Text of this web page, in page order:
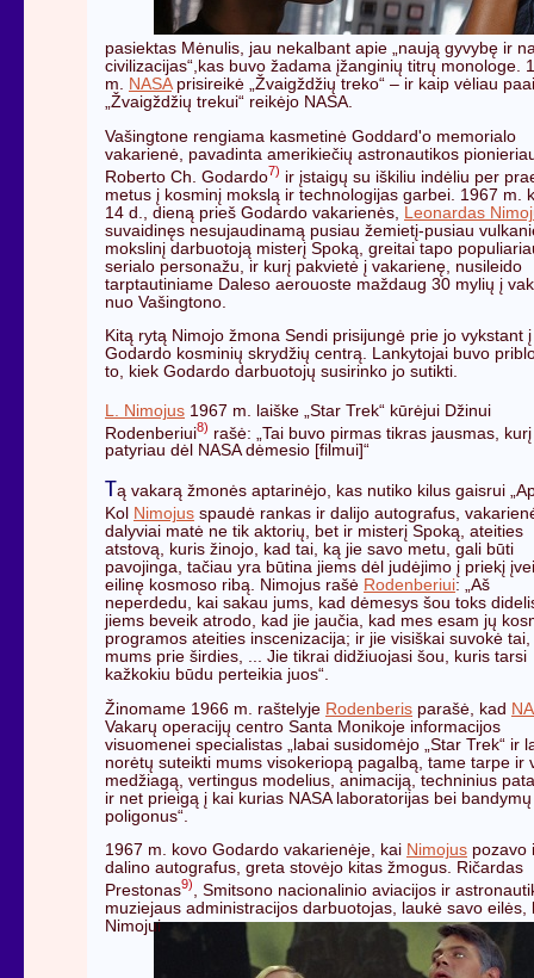
pasiektas Mėnulis, jau nekalbant apie „naują gyvybę ir
civilizacijas“,kas buvo žadama įžanginių titrų monologe.
m. NASAprisireikė „Žvaigždžių treko“ – ir kaip vėliau
„Žvaigždžių trekui“ reikėjo NASA.
Vašingtone rengiama kasmetinė Goddard'o memorialo
vakarienė, pavadinta amerikiečių astronautikos
Roberto Ch. Godardo7) ir įstaigų su iškiliu indėliu per
metus į kosminį mokslą ir technologijas garbei. 1967 m.
14 d., dieną prieš Godardo vakarienės, Leonardas
suvaidinęs nesujaudinamą pusiau žemietį-pusiau
mokslinį darbuotoją misterį Spoką, greitai tapo
serialo personažu, ir kurį pakvietė į vakarienę, nusileido
tarptautiniame Daleso aerouoste maždaug 30 mylių į
nuo Vašingtono.
Kitą rytą Nimojo žmona Sendi prisijungė prie jo vykstant į
Godardo kosminių skrydžių centrą. Lankytojai buvo
to, kiek Godardo darbuotojų susirinko jo sutikti.
L. Nimojus 1967 m. laiške „Star Trek“ kūrėjui Džinui
Rodenberiui8) rašė: „Tai buvo pirmas tikras jausmas, kurį
patyriau dėl NASA dėmesio [filmui]“
Tą vakarą žmonės aptarinėjo, kas nutiko kilus gaisrui
Kol Nimojus spaudė rankas ir dalijo autografus,
dalyviai matė ne tik aktorių, bet ir misterį Spoką, ateities
atstovą, kuris žinojo, kad tai, ką jie savo metu, gali būti
pavojinga, tačiau yra būtina jiems dėl judėjimo į priekį
eilinę kosmoso ribą. Nimojus rašė Rodenberiui: „Aš
neperdedu, kai sakau jums, kad dėmesys šou toks
jiems beveik atrodo, kad jie jaučia, kad mes esam jų
programos ateities inscenizacija; ir jie visiškai suvokė tai,
mums prie širdies, ... Jie tikrai didžiuojasi šou, kuris tarsi
kažkokiu būdu perteikia juos“.
Žinomame 1966 m. raštelyje Rodenberis parašė, kad
Vakarų operacijų centro Santa Monikoje informacijos
visuomenei specialistas „labai susidomėjo „Star Trek“ ir
norėtų suteikti mums visokeriopą pagalbą, tame tarpe ir
medžiagą, vertingus modelius, animaciją, techninius
ir net prieigą į kai kurias NASA laboratorijas bei bandymų
poligonus“.
1967 m. kovo Godardo vakarienėje, kai Nimojus pozavo
dalino autografus, greta stovėjo kitas žmogus. Ričardas
Prestonas9), Smitsono nacionalinio aviacijos ir
muziejaus administracijos darbuotojas, laukė savo eilės,
Nimojui